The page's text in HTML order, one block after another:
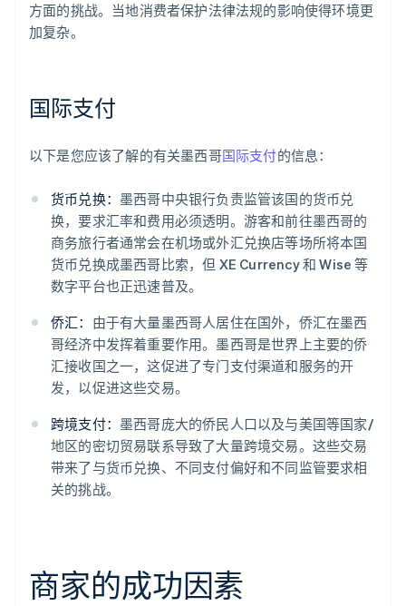
方面的挑战。当地消费者保护法律法规的影响使得环境更
加复杂。
国际支付
以下是您应该了解的有关墨西哥国际支付的信息：
货币兑换： 墨西哥中央银行负责监管该国的货币兑
换，要求汇率和费用必须透明。游客和前往墨西哥的
商务旅行者通常会在机场或外汇兑换店等场所将本国
货币兑换成墨西哥比索，但 XE Currency 和 Wise 等
数字平台也正迅速普及。
侨汇： 由于有大量墨西哥人居住在国外，侨汇在墨西
哥经济中发挥着重要作用。墨西哥是世界上主要的侨
汇接收国之一，这促进了专门支付渠道和服务的开
发，以促进这些交易。
跨境支付： 墨西哥庞大的侨民人口以及与美国等国家/
地区的密切贸易联系导致了大量跨境交易。这些交易
带来了与货币兑换、不同支付偏好和不同监管要求相
关的挑战。
商家的成功因素